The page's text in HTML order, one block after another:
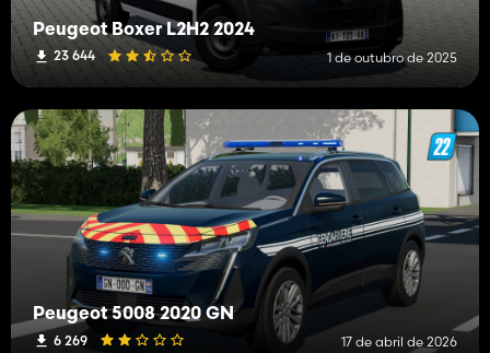
Peugeot Boxer L2H2 2024
23 644 1 de outubro de 2025
Peugeot 5008 2020 GN
6 269 17 de abril de 2026